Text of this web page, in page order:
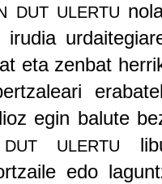
DUT ULERTU
irudia
eta zenbat
egin balute
ULERTU
edo